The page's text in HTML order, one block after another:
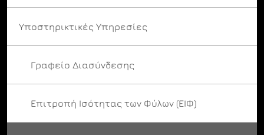
Υποστηρικτικές Υπηρεσίες
Γραφείο Διασύνδεσης
Επιτροπή Ισότητας των Φύλων (ΕΙΦ)